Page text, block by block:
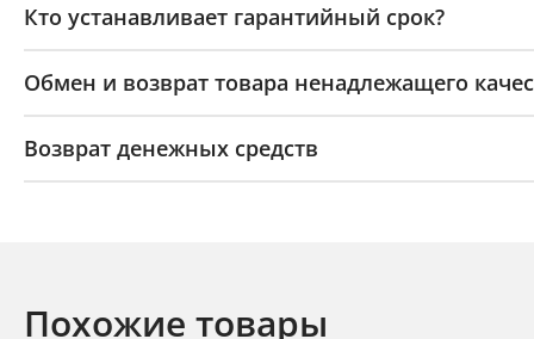
Кто устанавливает гарантийный срок?
Обмен и возврат товара ненадлежащего
Возврат денежных средств
Похожие товары